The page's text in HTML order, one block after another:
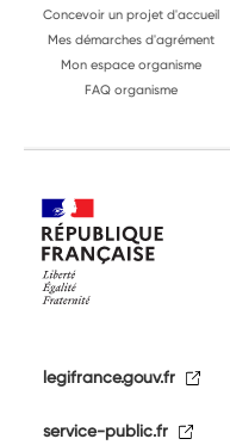
Concevoir un projet d'accueil
Mes démarches d'agrément
Mon espace organisme
FAQ organisme
legifrance.gouv.fr
service-public.fr